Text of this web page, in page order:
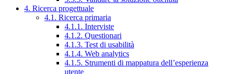
4. Ricerca progettuale
4.1. Ricerca primaria
4.1.1. Interviste
4.1.2. Questionari
4.1.3. Test di usabilità
4.1.4. Web analytics
4.1.5. Strumenti di mappatura dell’esperienza
utente